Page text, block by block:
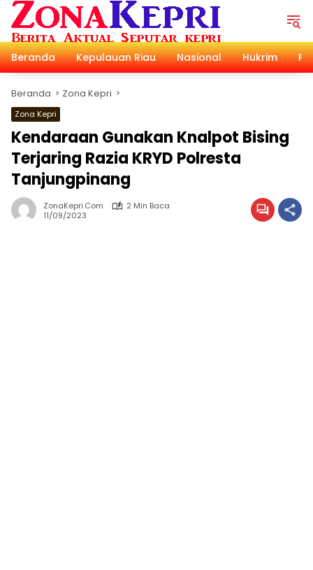
Langsung
konten
Beranda
Kepulauan Riau Nasional Hukrim
Beranda Zona Kepri
Zona Kepri
Kendaraan Gunakan Knalpot Bising
Terjaring Razia KRYD Polresta
Tanjungpinang
ZonaKepri.com
2 Min Baca
11/09/2023